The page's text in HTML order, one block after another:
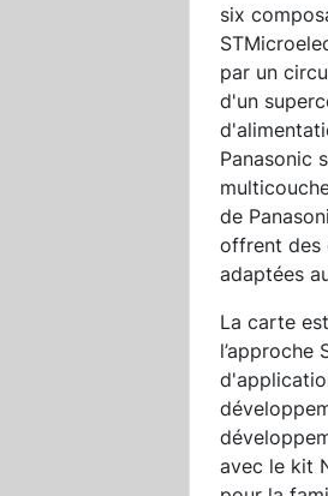
six
par un
d'un
Panasonic
de
offrent des
adaptées
La carte
avec le kit